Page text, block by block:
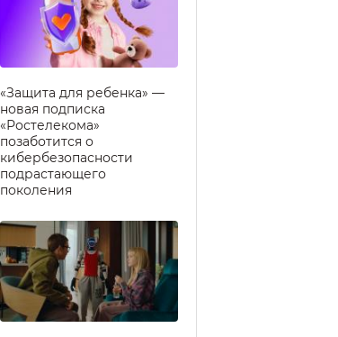
«Защита для ребенка» —
новая подписка
«Ростелекома»
позаботится о
кибербезопасности
подрастающего
поколения